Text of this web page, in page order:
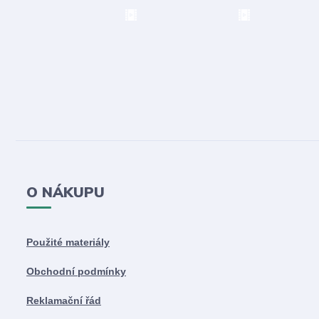
O NÁKUPU
Použité materiály
Obchodní podmínky
Reklamační řád